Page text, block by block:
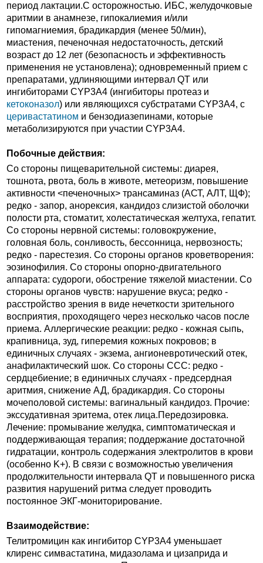
период лактации.C осторожностью. ИБС, желудочковые
аритмии в анамнезе, гипокалиемия и/или
гипомагниемия, брадикардия (менее 50/мин),
миастения, печеночная недостаточность, детский
возраст до 12 лет (безопасность и эффективность
применения не установлена); одновременный прием с
препаратами, удлиняющими интервал QT или
ингибиторами CYP3А4 (ингибиторы протеаз и
кетоконазол) или являющихся субстратами CYP3A4, с
церивастатином и бензодиазепинами, которые
метаболизируются при участии CYP3A4.
Побочные действия:
Со стороны пищеварительной системы: диарея,
тошнота, рвота, боль в животе, метеоризм, повышение
активности <печеночных> трансаминаз (АСТ, АЛТ, ЩФ);
редко - запор, анорексия, кандидоз слизистой оболочки
полости рта, стоматит, холестатическая желтуха, гепатит.
Со стороны нервной системы: головокружение,
головная боль, сонливость, бессонница, нервозность;
редко - парестезия. Со стороны органов кроветворения:
эозинофилия. Со стороны опорно-двигательного
аппарата: судороги, обострение тяжелой миастении. Со
стороны органов чувств: нарушение вкуса; редко -
расстройство зрения в виде нечеткости зрительного
восприятия, проходящего через несколько часов после
приема. Аллергические реакции: редко - кожная сыпь,
крапивница, зуд, гиперемия кожных покровов; в
единичных случаях - экзема, ангионевротический отек,
анафилактический шок. Со стороны ССС: редко -
сердцебиение; в единичных случаях - предсердная
аритмия, снижение АД, брадикардия. Со стороны
мочеполовой системы: вагинальный кандидоз. Прочие:
экссудативная эритема, отек лица.Передозировка.
Лечение: промывание желудка, симптоматическая и
поддерживающая терапия; поддержание достаточной
гидратации, контроль содержания электролитов в крови
(особенно K+). В связи с возможностью увеличения
продолжительности интервала QT и повышенного риска
развития нарушений ритма следует проводить
постоянное ЭКГ-мониторирование.
Взаимодействие:
Телитромицин как ингибитор CYP3A4 уменьшает
клиренс симвастатина, мидазолама и цизаприда и